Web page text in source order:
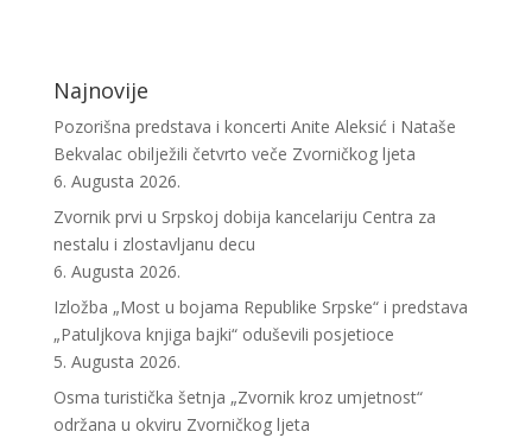
Najnovije
Pozorišna predstava i koncerti Anite Aleksić i Nataše
Bekvalac obilježili četvrto veče Zvorničkog ljeta
6. Augusta 2026.
Zvornik prvi u Srpskoj dobija kancelariju Centra za
nestalu i zlostavljanu decu
6. Augusta 2026.
Izložba „Most u bojama Republike Srpske“ i predstava
„Patuljkova knjiga bajki“ oduševili posjetioce
5. Augusta 2026.
Osma turistička šetnja „Zvornik kroz umjetnost“
održana u okviru Zvorničkog ljeta